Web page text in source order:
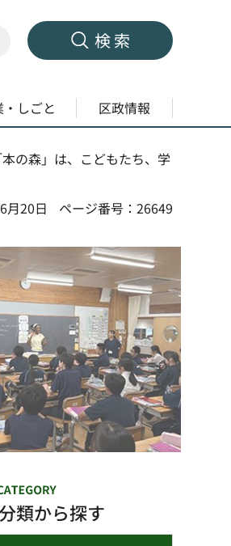
検索
・しごと 区政情報
の森」は、こどもたち、学
月20日
ページ番号：26649
類から探す